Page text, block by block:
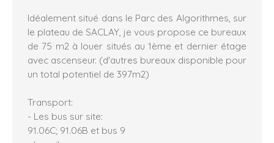
Idéalement situé dans le Parc des Algorithmes, sur
le plateau de SACLAY, je vous propose ce bureaux
de 75 m2 à louer situés au 1ème et dernier étage
avec ascenseur. (d'autres bureaux disponible pour
un total potentiel de 397m2)
Transport:
- Les bus sur site:
91.06C; 91.06B et bus 9